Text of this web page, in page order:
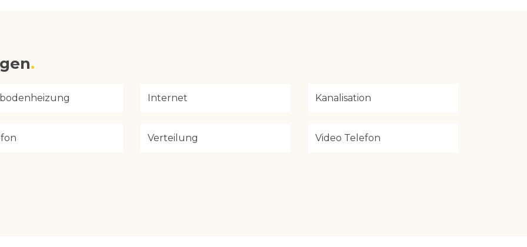
Internet Kanalisation
Verteilung Video Telefon